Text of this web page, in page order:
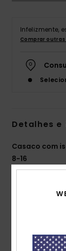
Infelizmente,
Comprar
Detalhes
Casaco com
8-16
de calor com